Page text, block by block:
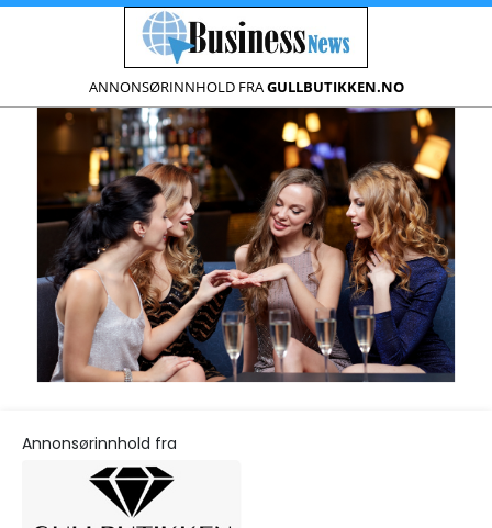
ANNONSØRINNHOLD FRAGULLBUTIKKEN.NO
Annonsørinnhold fra